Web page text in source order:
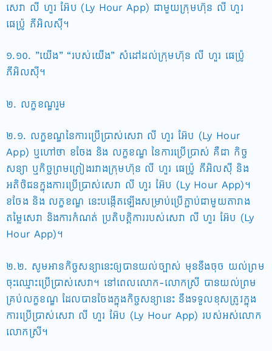
សេវា លី ហួរ អ៊ែប (Ly Hour App) ជាមួយក្រុមហ៊ុន លី ហួរ
ផេប្រ៉ូ ភីអិលស៊ី។
១.១០. ”យើង” “របស់យើង” សំដៅដល់ក្រុមហ៊ុន លី ហួរ ផេប្រ៉ូ
ភីអិលស៊ី។
២. លក្ខខណ្ឌរួម
២.១. លក្ខខណ្ឌនៃការប្រើប្រាស់សេវា លី ហួរ អ៊ែប (Ly Hour
App) ឬហៅថា ខចែង និង លក្ខខណ្ឌ នៃការប្រើប្រាស់ គឺជា កិច្ច
សន្យា ឬកិច្ចព្រមព្រៀងរវាងក្រុមហ៊ុន លី ហួរ ផេប្រ៉ូ ភីអិលស៊ី និង
អតិថិជនក្នុងការប្រើប្រាស់សេវា លី ហួរ អ៊ែប (Ly Hour App)។
ខចែង និង លក្ខខណ្ឌ នេះបង្កើតឡើងសម្រាប់ប្រើភ្ជាប់ជាមួយតារាង
តម្លៃសេវា និងការកំណត់ ប្រតិបត្តិការរបស់សេវា លី ហួរ អ៊ែប (Ly
Hour App)។
២.២. សូមអានកិច្ចសន្យានេះឲ្យបានយល់ច្បាស់ មុននឹងចុច យល់ព្រម
ចុះឈ្មោះប្រើប្រាស់សេវា។ នៅពេលលោក-លោកស្រី បានយល់ព្រម
គ្រប់លក្ខខណ្ឌ ដែលបានចែងក្នុងកិច្ចសន្យានេះ នឹងទទួលខុសត្រូវក្នុង
ការប្រើប្រាស់សេវា លី ហួរ អ៊ែប (Ly Hour App) របស់អស់លោក
លោកស្រី។